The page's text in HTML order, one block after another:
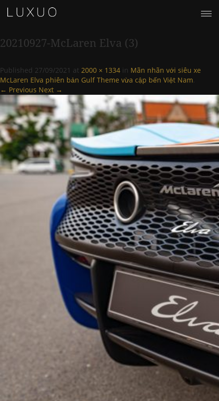
20210927-McLaren Elva (3)
Published 27/09/2021 at 2000 × 1334 in Mãn nhãn với siêu xe
McLaren Elva phiên bản Gulf Theme vừa cập bến Việt Nam.
← Previous Next →